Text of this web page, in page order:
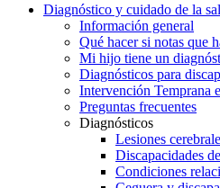
Diagnóstico y cuidado de la
Información general
Qué hacer si notas que
Mi hijo tiene un
Diagnósticos para
Intervención Temprana
Preguntas frecuentes
Diagnósticos
Lesiones
Discapacidades
Condiciones